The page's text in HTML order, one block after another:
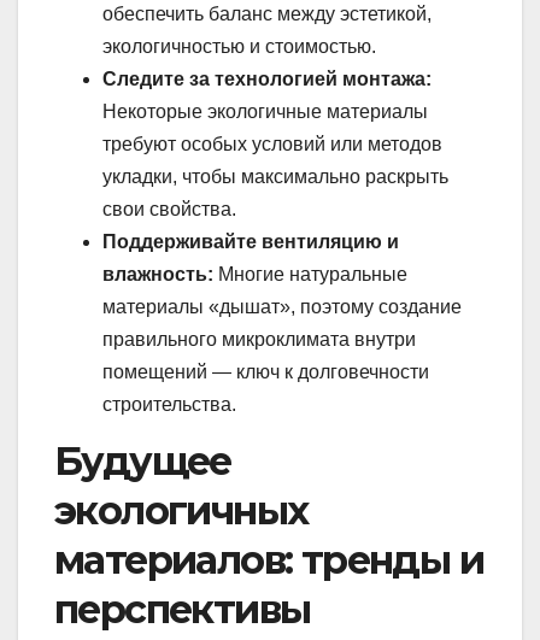
обеспечить баланс между эстетикой,
экологичностью и стоимостью.
Следите за технологией монтажа:
Некоторые экологичные материалы
требуют особых условий или методов
укладки, чтобы максимально раскрыть
свои свойства.
Поддерживайте вентиляцию и
влажность: Многие натуральные
материалы «дышат», поэтому создание
правильного микроклимата внутри
помещений — ключ к долговечности
строительства.
Будущее
экологичных
материалов: тренды и
перспективы